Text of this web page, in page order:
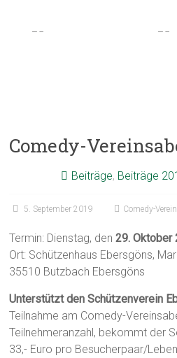
Comedy-
Beiträge, Beiträge
5. September 2019 Comedy-
Termin: Dienstag, den29. Oktober
Ort: Schützenhaus Ebersgöns,
35510 Butzbach Ebersgöns
Unterstützt den Schützenverein
Teilnahme am Comedy-
Teilnehmeranzahl, bekommt der
33,- Euro pro Besucherpaar/